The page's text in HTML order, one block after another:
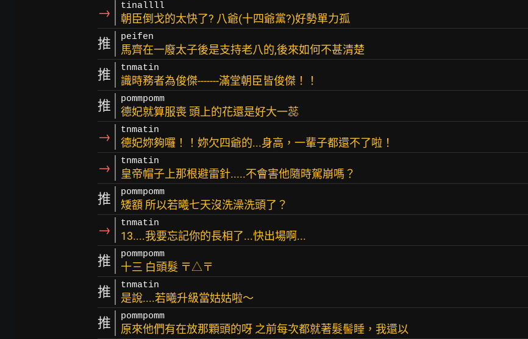
→ tinallll
朝臣倒戈的太快了? 八爺(十四爺黨?)好勢單力孤
推 peifen
馬齊在一廢太子後是支持老八的,後來如何不甚清楚
推 tnmatin
識時務者為俊傑-------滿堂朝臣皆俊傑！！
推 pommpomm
德妃就算服喪 頭上的花還是好大一蕊
→ tnmatin
德妃妳夠囉！！妳欠四爺的...身高，一輩子都還不了啦！
→ tnmatin
皇帝帽子上那根避雷針.....不會害他隨時駕崩嗎？
推 pommpomm
矮額 所以若曦七天沒洗澡洗頭了？
→ tnmatin
13....我要忘記你的長相了...快出場啊...
推 pommpomm
十三 白頭髮 〒△〒
推 tnmatin
是說....若曦升級當姑姑啦～
推 pommpomm
原來他們有在放那顆頭的呀 之前每次都就著髮髻睡，我還以